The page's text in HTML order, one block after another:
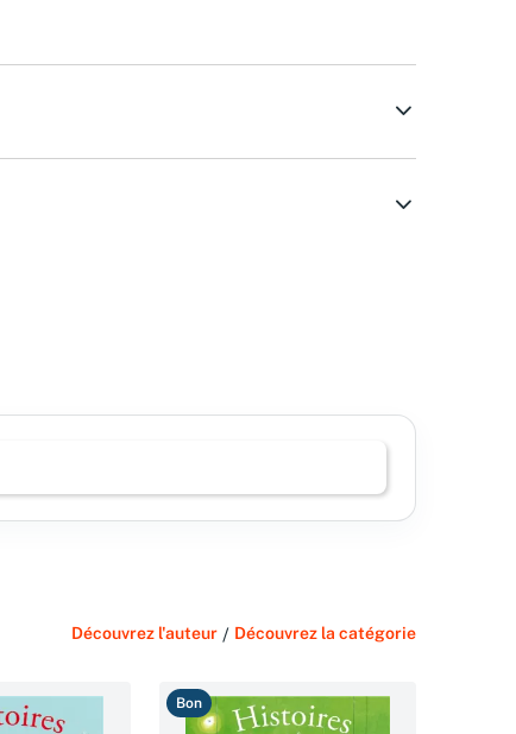
Découvrez l'auteur / Découvrez la catégorie
Bon